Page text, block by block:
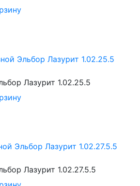
Лазурит 1.02.25.5
Лазурит 1.02.27.5.5